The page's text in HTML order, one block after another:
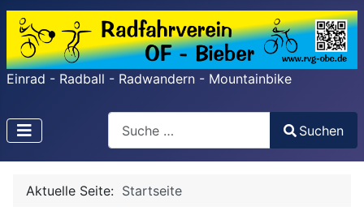
Einrad - Radball - Radwandern - Mountainbike
Search
Type 2 or more characters for results.
Suchen
Aktuelle Seite: Startseite